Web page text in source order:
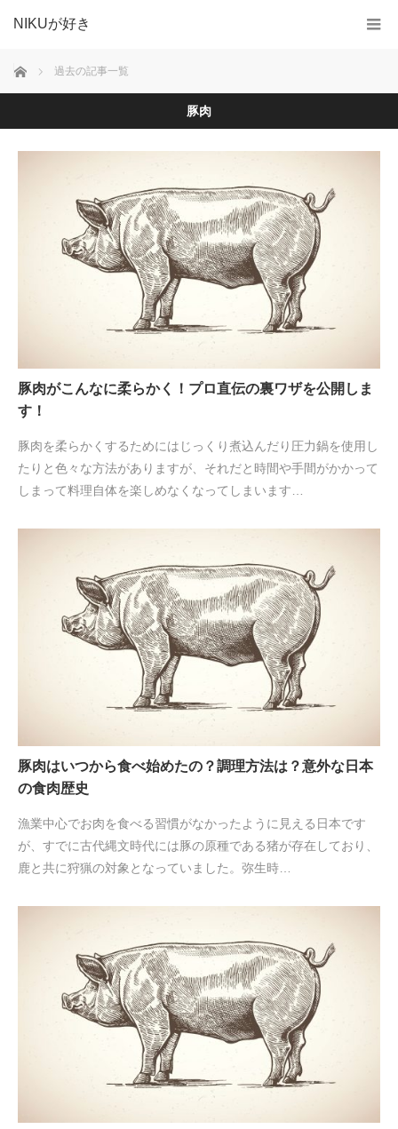
NIKUが好き
ホーム 過去の記事一覧
豚肉
豚肉がこんなに柔らかく！プロ直伝の裏ワザを公開しま
す！
豚肉を柔らかくするためにはじっくり煮込んだり圧力鍋を使用し
たりと色々な方法がありますが、それだと時間や手間がかかって
しまって料理自体を楽しめなくなってしまいます…
豚肉はいつから食べ始めたの？調理方法は？意外な日本
の食肉歴史
漁業中心でお肉を食べる習慣がなかったように見える日本です
が、すでに古代縄文時代には豚の原種である猪が存在しており、
鹿と共に狩猟の対象となっていました。弥生時…